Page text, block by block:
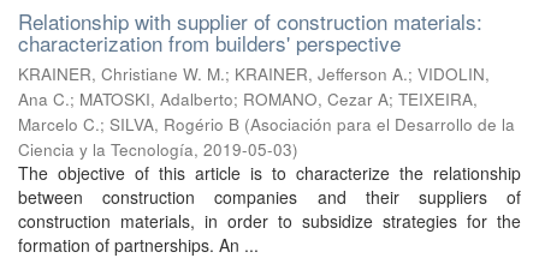
Relationship with supplier of construction materials:
characterization from builders' perspective
KRAINER, Christiane W. M.; KRAINER, Jefferson A.; VIDOLIN,
Ana C.; MATOSKI, Adalberto; ROMANO, Cezar A; TEIXEIRA,
Marcelo C.; SILVA, Rogério B (Asociación para el Desarrollo de la
Ciencia y la Tecnología, 2019-05-03)
The objective of this article is to characterize the relationship
between construction companies and their suppliers of
construction materials, in order to subsidize strategies for the
formation of partnerships. An ...